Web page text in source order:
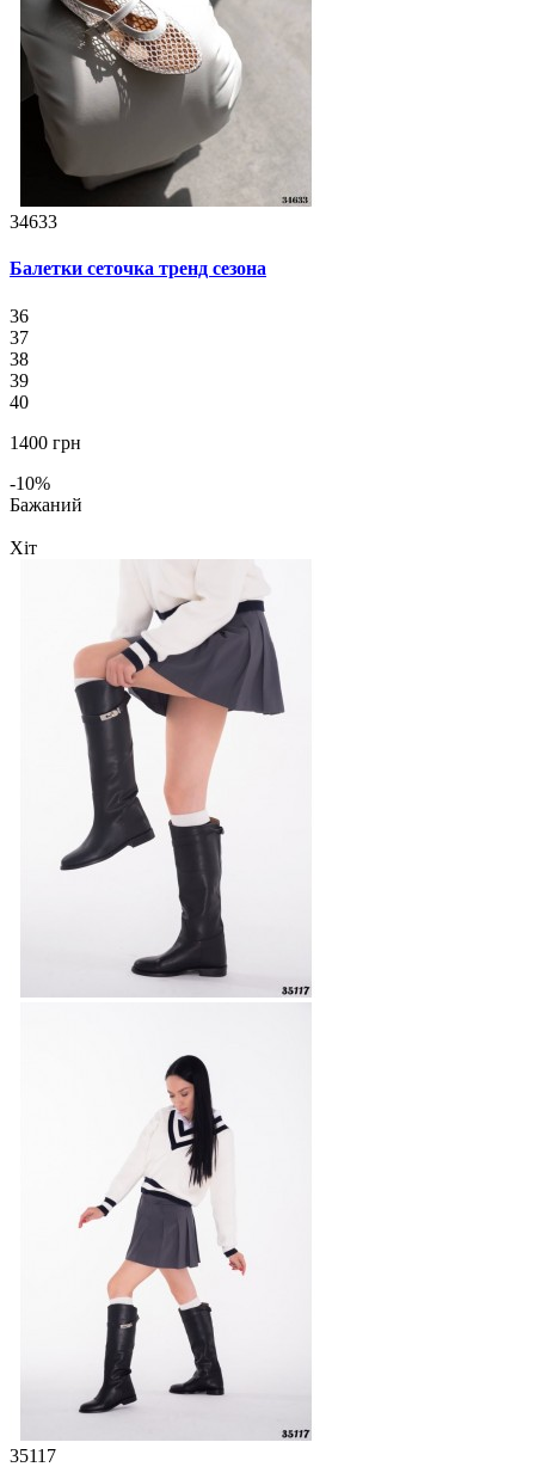
34633
Балетки сеточка тренд сезона
36
37
38
39
40
1400 грн
-10%
Бажаний
Хіт
35117